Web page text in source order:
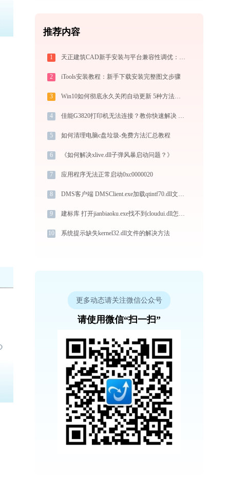
推荐内容
1 天正建筑CAD新手安装与平台兼容性调优：tianzhengcad.ijinshan.com 绿色上手秘籍
2 iTools安装教程：新手下载安装完整图文步骤
3 Win10如何彻底永久关闭自动更新 5种方法教你永久关闭win10自动更新
4 佳能G3820打印机无法连接？教你快速解决 - 金山毒霸
5 如何清理电脑c盘垃圾-免费方法汇总教程
6 《如何解决xlive.dll子弹风暴启动问题？》
7 应用程序无法正常启动0xc0000020
8 DMS客户端 DMSClient.exe加载qtintf70.dll文件丢失处理办法
9 建标库 打开jianbiaoku.exe找不到cloudui.dll怎么办
10 系统提示缺失kernel32.dll文件的解决方法
更多动态请关注微信公众号
请使用微信“扫一扫”